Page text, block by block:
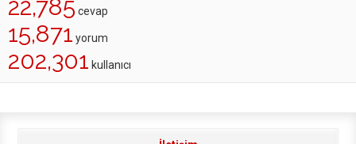
22,785 cevap
15,871 yorum
202,301 kullanıcı